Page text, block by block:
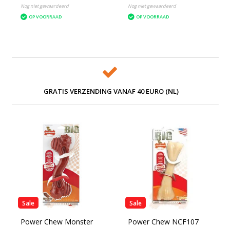
Nog niet gewaardeerd
OP VOORRAAD
Nog niet gewaardeerd
OP VOORRAAD
GRATIS VERZENDING VANAF 40 EURO (NL)
Sale
Power Chew Monster
Sale
Power Chew NCF107